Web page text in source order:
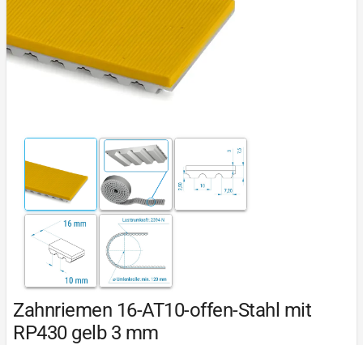
Zahnriemen 16-AT10-offen-Stahl mit
RP430 gelb 3 mm